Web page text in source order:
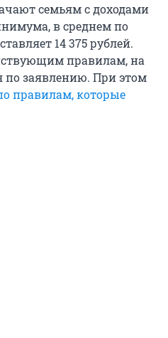
семьям с доходами
в среднем по
14 375 рублей.
правилам, на
по заявлению. При этом
правилам, которые